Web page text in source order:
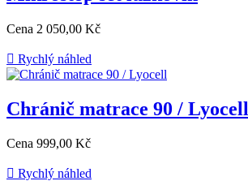
Cena 2 050,00 Kč
 Rychlý náhled
Chránič matrace 90 / Lyocell
Cena 999,00 Kč
 Rychlý náhled